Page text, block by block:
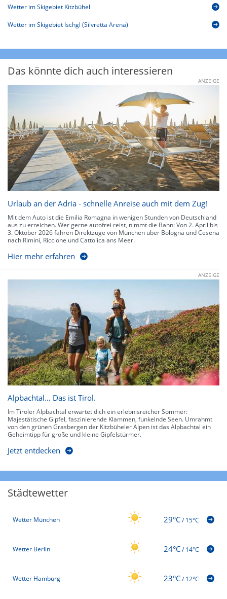
Wetter im Skigebiet Kitzbühel
Wetter im Skigebiet Ischgl (Silvretta Arena)
Das könnte dich auch interessieren
ANZEIGE
Urlaub an der Adria - schnelle Anreise auch mit dem Zug!
Mit dem Auto ist die Emilia Romagna in wenigen Stunden von Deutschland
aus zu erreichen. Wer gerne autofrei reist, nimmt die Bahn: Von 2. April bis
3. Oktober 2026 fahren Direktzüge von München über Bologna und Cesena
nach Rimini, Riccione und Cattolica ans Meer.
Hier mehr erfahren
ANZEIGE
Alpbachtal… Das ist Tirol.
Im Tiroler Alpbachtal erwartet dich ein erlebnisreicher Sommer:
Majestätische Gipfel, faszinierende Klammen, funkelnde Seen. Umrahmt
von den grünen Grasbergen der Kitzbüheler Alpen ist das Alpbachtal ein
Geheimtipp für große und kleine Gipfelstürmer.
Jetzt entdecken
Städtewetter
Wetter München 29°C/15°C
Wetter Berlin 24°C/14°C
Wetter Hamburg 23°C/12°C